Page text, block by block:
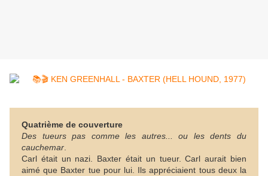
Quatrième de couverture
Des tueurs pas comme les autres... ou les dents du
cauchemar
Carl était un nazi. Baxter était un tueur. Carl aurait bien
aimé que Baxter tue pour lui. Ils appréciaient tous deux la